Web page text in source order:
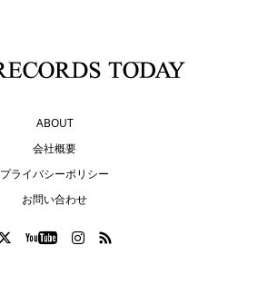
ABOUT
会社概要
プライバシーポリシー
お問い合わせ